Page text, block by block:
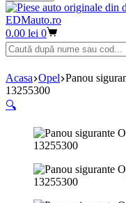
EDMauto.ro
Coș
de
cumpărături
0.00 lei 0
Niciun
rezultat
Acasa Opel Panou
13255300
🔍